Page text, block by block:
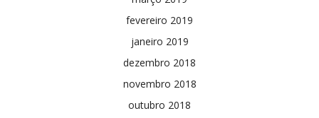
fevereiro 2019
janeiro 2019
dezembro 2018
novembro 2018
outubro 2018